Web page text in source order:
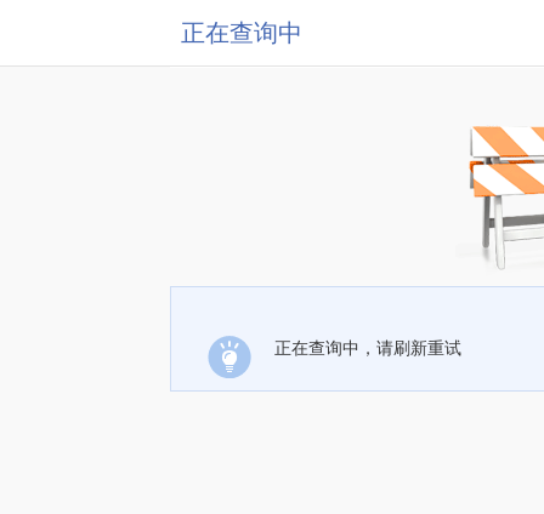
正在查询中
正在查询中，请刷新重试